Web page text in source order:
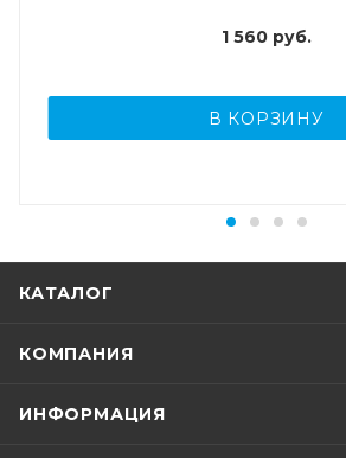
1 560руб.
В КОРЗИНУ
КАТАЛОГ
КОМПАНИЯ
ИНФОРМАЦИЯ